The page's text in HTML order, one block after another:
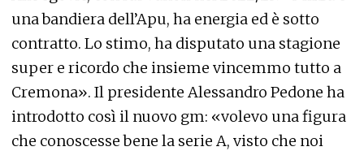
una bandiera dell’Apu, ha energia ed è sotto
contratto. Lo stimo, ha disputato una stagione
super e ricordo che insieme vincemmo tutto a
Cremona». Il presidente Alessandro Pedone ha
introdotto così il nuovo gm: «volevo una figura
che conoscesse bene la serie A, visto che noi